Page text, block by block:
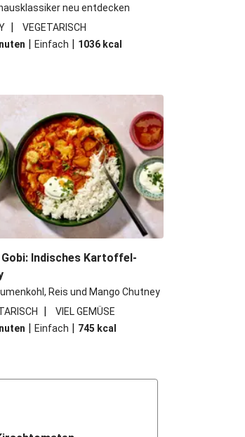
neu entdecken
|
VEGETARISCH
| Einfach | 1036 kcal
Indisches Kartoffel-
Reis und Mango Chutney
|
VIEL GEMÜSE
| Einfach | 745 kcal